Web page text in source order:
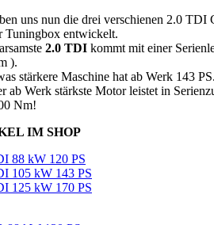
uns nun die drei verschienen 2.0 TDI
Tuningbox entwickelt.
2.0 TDI kommt mit einer
).
stärkere Maschine hat ab Werk 143
ab Werk stärkste Motor leistet in
Nm!
IM SHOP
88 kW 120 PS
105 kW 143 PS
125 kW 170 PS